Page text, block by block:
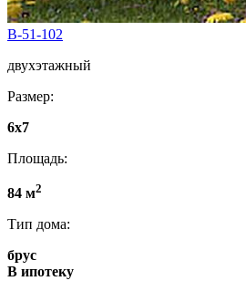
B-51-102
двухэтажный
Размер:
6х7
Площадь:
84 м2
Тип дома:
брус
В ипотеку